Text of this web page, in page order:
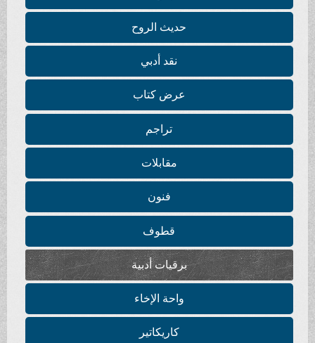
حديث الروح
نقد أدبي
عرض كتاب
تراجم
مقابلات
فنون
قطوف
برقيات أدبية
واحة الإخاء
كاريكاتير